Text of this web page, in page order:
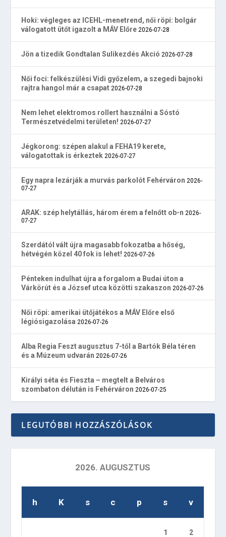
Hoki: végleges az ICEHL-menetrend, női röpi: bolgár
válogatott ütőt igazolt a MÁV Előre 2026-07-28
Jön a tizedik Gondtalan Sulikezdés Akció 2026-07-28
Női foci: felkészülési Vidi győzelem, a szegedi bajnoki
rajtra hangol már a csapat 2026-07-28
Nem lehet elektromos rollert használni a Sóstó
Természetvédelmi területen! 2026-07-27
Jégkorong: szépen alakul a FEHA19 kerete,
válogatottak is érkeztek 2026-07-27
Egy napra lezárják a murvás parkolót Fehérváron 2026-
07-27
ARAK: szép helytállás, három érem a felnőtt ob-n 2026-
07-27
Szerdától vált újra magasabb fokozatba a hőség,
hétvégén közel 40 fok is lehet! 2026-07-26
Pénteken indulhat újra a forgalom a Budai úton a
Várkörút és a József utca közötti szakaszon 2026-07-26
Női röpi: amerikai ütőjátékos a MÁV Előre első
légiósigazolása 2026-07-26
Alba Regia Feszt augusztus 7-től a Bartók Béla téren
és a Múzeum udvarán 2026-07-26
Királyi séta és Fieszta – megtelt a Belváros
szombaton délután is Fehérváron 2026-07-25
LEGUTÓBBI HOZZÁSZÓLÁSOK
2026. AUGUSZTUS
h K s c p s v
1 2